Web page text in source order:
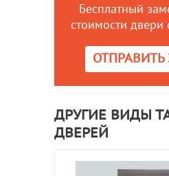
Бесплатный
стоимости двери
ОТПРАВИТЬ
ДРУГИЕ ВИДЫ
ДВЕРЕЙ